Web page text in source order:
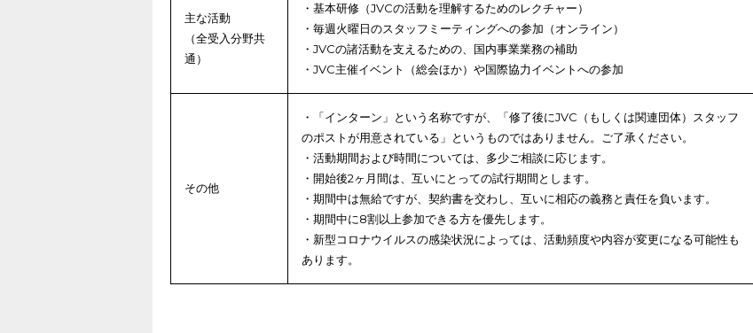
主な活動
（全受入分野共
通）
・基本研修（JVCの活動を理解するためのレクチャー）
・毎週火曜日のスタッフミーティングへの参加（オンライン）
・JVCの諸活動を支えるための、国内事業業務の補助
・JVC主催イベント（総会ほか）や国際協力イベントへの参加
その他
・「インターン」という名称ですが、「修了後にJVC（もしくは関連団体）スタッフ
のポストが用意されている」というものではありません。ご了承ください。
・活動期間および時間については、多少ご相談に応じます。
・開始後2ヶ月間は、互いにとっての試行期間とします。
・期間中は無給ですが、契約書を交わし、互いに相応の義務と責任を負います。
・期間中に8割以上参加できる方を優先します。
・新型コロナウイルスの感染状況によっては、活動頻度や内容が変更になる可能性も
あります。